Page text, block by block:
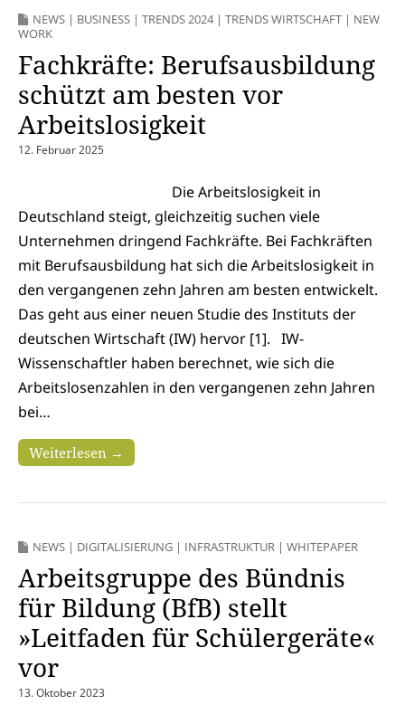
NEWS | BUSINESS | TRENDS 2024| TRENDS WIRTSCHAFT | NEW
WORK
Fachkräfte: Berufsausbildung
schützt am besten vor
Arbeitslosigkeit
12. Februar 2025
Die Arbeitslosigkeit in
Deutschland steigt, gleichzeitig suchen viele
Unternehmen dringend Fachkräfte. Bei Fachkräften
mit Berufsausbildung hat sich die Arbeitslosigkeit in
den vergangenen zehn Jahren am besten entwickelt.
Das geht aus einer neuen Studie des Instituts der
deutschen Wirtschaft (IW) hervor [1]. IW-
Wissenschaftler haben berechnet, wie sich die
Arbeitslosenzahlen in den vergangenen zehn Jahren
bei…
Weiterlesen →
NEWS | DIGITALISIERUNG | INFRASTRUKTUR | WHITEPAPER
Arbeitsgruppe des Bündnis
für Bildung (BfB) stellt
»Leitfaden für Schülergeräte«
vor
13. Oktober 2023